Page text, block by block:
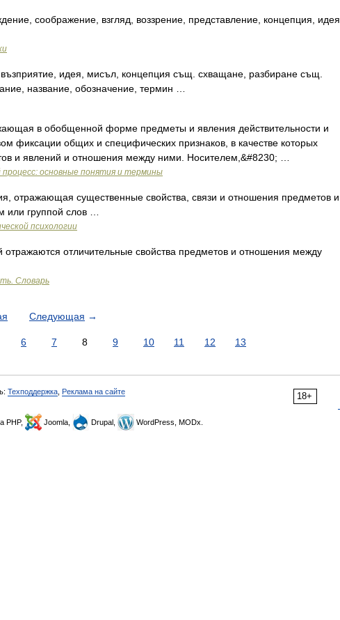
соображение, взгляд, воззрение, представление, концепция, идея
идея, мисъл, концепция същ. схващане, разбиране същ.
название, обозначение, термин …
в обобщенной форме предметы и явления действительности и
фиксации общих и специфических признаков, в качестве которых
и явлений и отношения между ними. Носителем,&#8230; …
основные понятия и термины
существенные свойства, связи и отношения предметов и
или группой слов …
психологии
отличительные свойства предметов и отношения между
Словарь
Следующая →
6 7 8 9 10 11 12 13
18+
Техподдержка Реклама на сайте
PHP, Joomla, Drupal, WordPress, MODx.